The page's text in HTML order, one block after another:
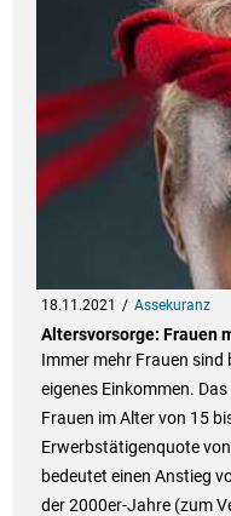
18.11.2021 Assekuranz
Altersvorsorge: Frauen
Immer mehr Frauen
eigenes Einkommen.
Frauen im Alter von 15
Erwerbstätigenquote
bedeutet einen Anstieg
der 2000er-Jahre (zum